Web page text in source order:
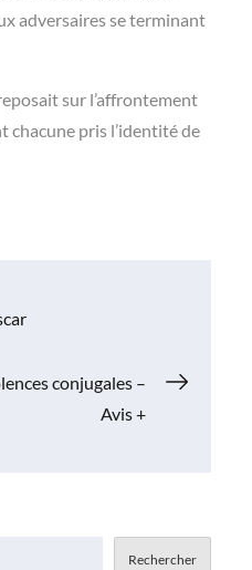
adversaires se terminant
sur l’affrontement
chacune pris l’identité de
conjugales –
Avis +
Rechercher